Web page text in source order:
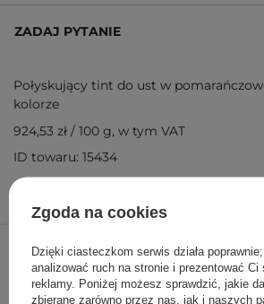
DODAJ
ZADAJ PYTANIE
Połyskujący tint do ust w
kolorze
924,53 zł / 100 g, w tym VAT
ID towaru: 15434
Zgoda na cookies
Dzięki ciasteczkom serwis działa
analizować ruch na stronie i prezentować Ci
reklamy. Poniżej możesz sprawdzić, jakie
zbierane zarówno przez nas, jak i naszych